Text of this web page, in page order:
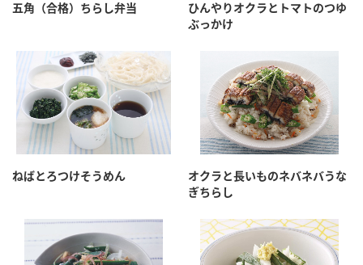
スープ 中華
クイック調味料 レモン果汁
ふりかけ おすしの素
カンタン酢
お酢ドリンク
味ぽん
ぽん酢
鍋なび
納豆のサイト
ミツカングループについて
企業理念
ミツカンの歴史
ミツカンを知る
環境への取り組み
採用情報
ニュースリリース
お客様相談センター
五角（合格）ちらし弁当
ひんやりオクラとトマトのつゆ
ぶっかけ
ねばとろつけそうめん
オクラと長いものネバネバうな
ぎちらし